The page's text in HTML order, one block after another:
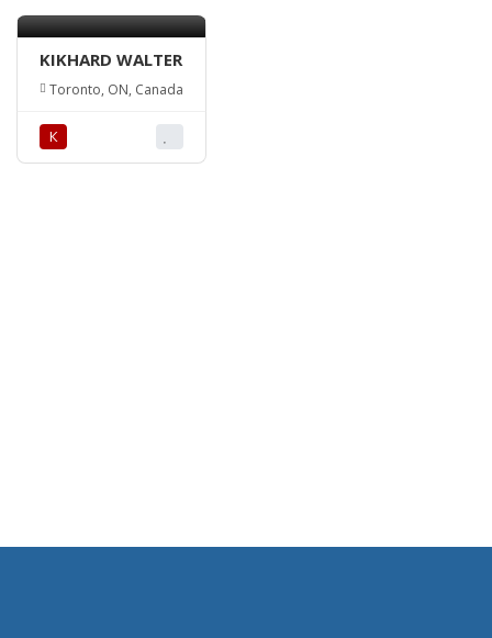
KIKHARD WALTER
Toronto, ON, Canada
К